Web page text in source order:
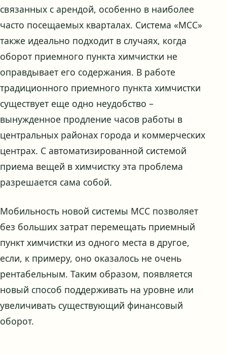
связанных с арендой, особенно в наиболее
часто посещаемых кварталах. Система «МСС»
также идеально подходит в случаях, когда
оборот приемного пункта химчистки не
оправдывает его содержания. В работе
традиционного приемного пункта химчистки
существует еще одно неудобство –
вынужденное продление часов работы в
центральных районах города и коммерческих
центрах. С автоматизированной системой
приема вещей в химчистку эта проблема
разрешается сама собой.
Мобильность новой системы МСС позволяет
без больших затрат перемещать приемный
пункт химчистки из одного места в другое,
если, к примеру, оно оказалось не очень
рентабельным. Таким образом, появляется
новый способ поддерживать на уровне или
увеличивать существующий финансовый
оборот.